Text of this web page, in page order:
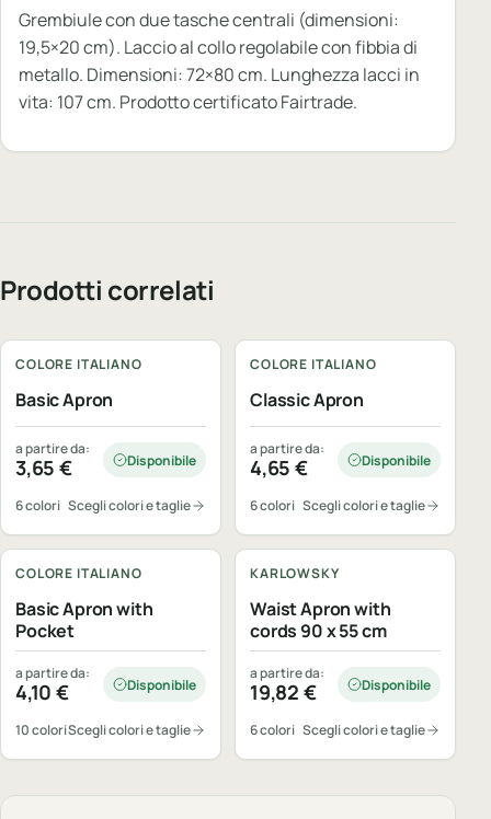
Grembiule con due tasche centrali (dimensioni:
19,5×20 cm). Laccio al collo regolabile con fibbia di
metallo. Dimensioni: 72×80 cm. Lunghezza lacci in
vita: 107 cm. Prodotto certificato Fairtrade.
Prodotti correlati
COLORE ITALIANO
Basic Apron
a partire da:
3,65€ Disponibile
6 colori Scegli colori e taglie
COLORE ITALIANO
Classic Apron
a partire da:
4,65€ Disponibile
6 colori Scegli colori e taglie
COLORE ITALIANO
Basic Apron with
Pocket
a partire da:
4,10€ Disponibile
10 coloriScegli colori e taglie
KARLOWSKY
Waist Apron with
cords 90 x 55 cm
a partire da:
19,82 € Disponibile
6 colori Scegli colori e taglie